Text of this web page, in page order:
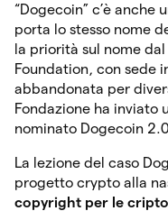
“Dogecoin” c’è anche
porta lo stesso nome
la priorità sul nome
Foundation, con sede
abbandonata per
Fondazione ha inviato
nominato Dogecoin
La lezione del caso
progetto crypto alla
copyright per le